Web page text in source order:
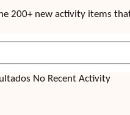
200+ new activity items
No Recent Activity